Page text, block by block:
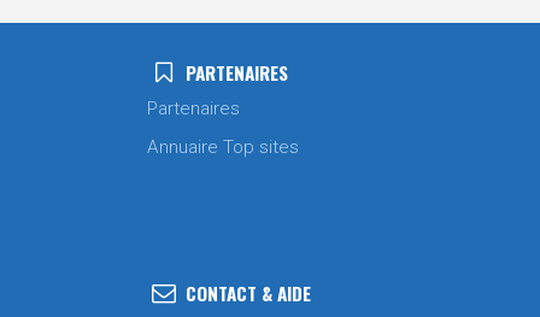
PARTENAIRES
Partenaires
Annuaire Top sites
CONTACT & AIDE